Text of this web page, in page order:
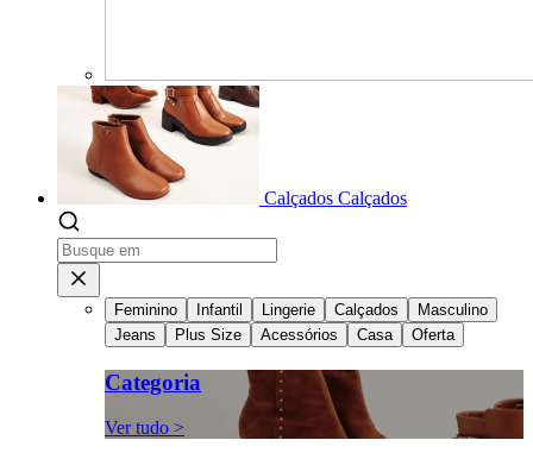
Calçados Calçados
Feminino Infantil Lingerie Calçados
Masculino
Jeans
Plus Size Acessórios Casa Oferta
Categoria
Ver tudo >